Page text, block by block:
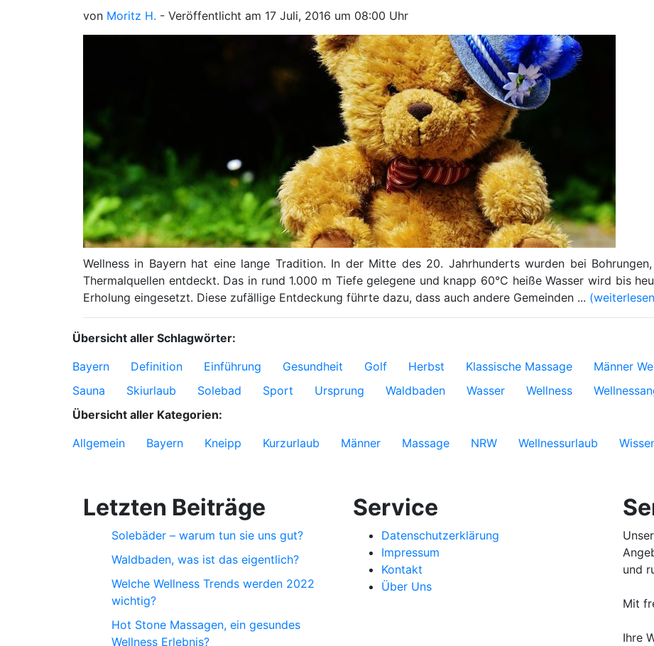
von Moritz H. - Veröffentlicht am 17 Juli, 2016 um 08:00 Uhr
Wellness in Bayern hat eine lange Tradition. In der Mitte des 20. Jahrhunderts wurden bei
Thermalquellen entdeckt. Das in rund 1.000 m Tiefe gelegene und knapp 60°C heiße Wasser wird bis
Erholung eingesetzt. Diese zufällige Entdeckung führte dazu, dass auch andere Gemeinden ...
Übersicht aller Schlagwörter:
Bayern
Definition Einführung Gesundheit Golf Herbst Klassische Massage Männer
Sauna
Skiurlaub Solebad Sport Ursprung Waldbaden Wasser Wellness
Übersicht aller Kategorien:
Allgemein
Bayern Kneipp Kurzurlaub Männer Massage NRW Wellnessurlaub
Letzten Beiträge
Solebäder – warum tun sie uns gut?
Waldbaden, was ist das eigentlich?
Welche Wellness Trends werden 2022
wichtig?
Hot Stone Massagen, ein gesundes
Wellness Erlebnis?
Service
Datenschutzerklärung
Impressum
Kontakt
Über Uns
und
Mit
Ihre